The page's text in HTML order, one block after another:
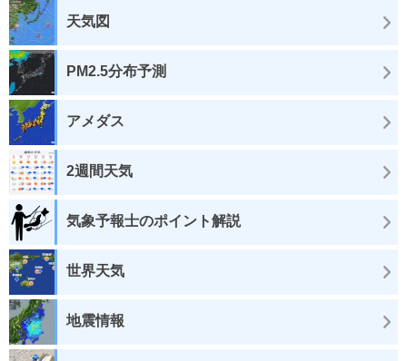
天気図
PM2.5分布予測
アメダス
2週間天気
気象予報士のポイント解説
世界天気
地震情報